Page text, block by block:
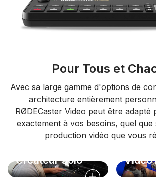
Pour Tous et
Avec sa large gamme d'options de
architecture entièrement
RØDECaster Video peut être
exactement à vos besoins, quel que
production vidéo que vous
Créateur Solo Vidéo
Diffuseur en